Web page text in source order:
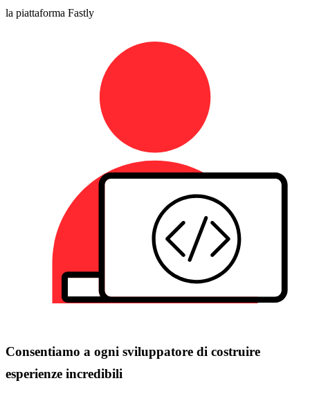
la piattaforma Fastly
Consentiamo a ogni sviluppatore di costruire
esperienze incredibili